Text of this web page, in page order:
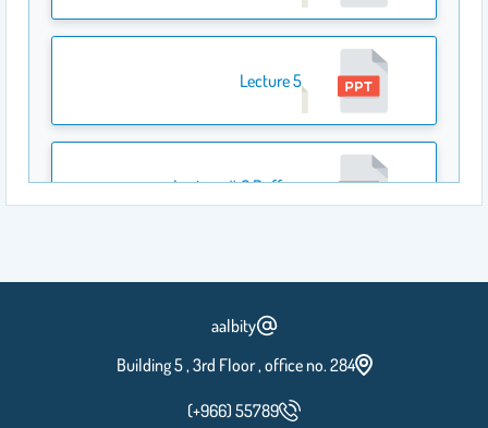
Lecture 5
Lecture # 6 Buffers
Lecture # 7,8,9 Buffers
aalbity
Building 5 , 3rd Floor , office no. 284
(+966) 55789